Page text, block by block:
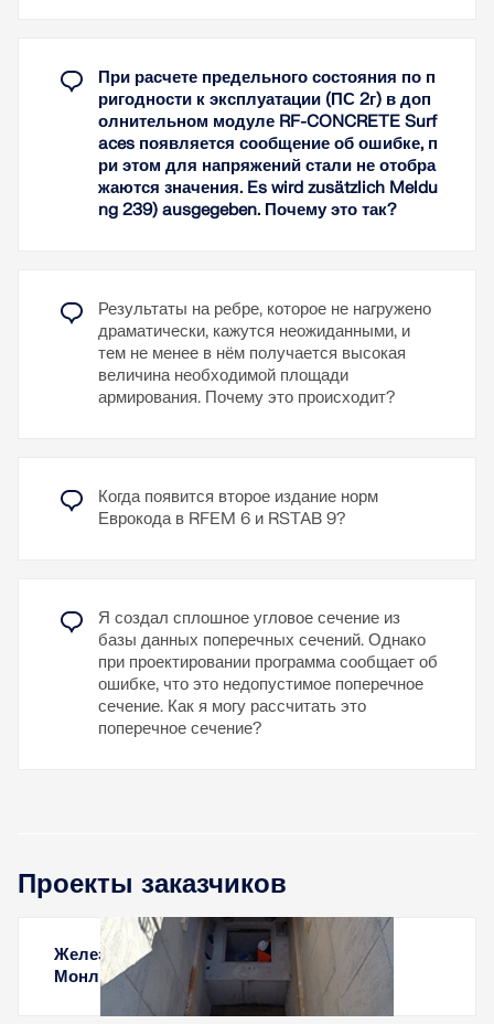
усиление при растяжении в сечении, то
применяется коэффициент распределения
(например, по норме EN 1992-1-1, уравнение 7.19).
Предполагается, что свойства материала бетона
являются линейно-упругими в зоне сжатия и
растяжения до достижения прочности бетона на
растяжение. Это достигается точно в предельном
учитывается ползучесть и усадка на «уровне
сечения». В данном приближенном методе не
учитывается влияние усадки и ползучести в
статически неопределенных системах (например,
растягивающие силы от усадочной деформации в
Расчет эффективных жесткостей
эффективных жесткостей в МКЭ
Узнать больше
Проверка предельного значения для
коэффициента поведения
Проверка "Жесткая колонна – мягкая балка"
Конструктивные правила для проверки
кривизны пластичности
Конструктивные правила для местной
Узнать больше
При расчете предельного состояния по п
ригодности к эксплуатации (ПС 2г) в доп
олнительном модуле RF-CONCRETE Surf
aces появляется сообщение об ошибке, п
ри этом для напряжений стали не отобра
жаются значения. Es wird zusätzlich Meldu
ng 239) ausgegeben. Почему это так?
Результаты на ребре, которое не нагружено
драматически, кажутся неожиданными, и
тем не менее в нём получается высокая
величина необходимой площади
армирования. Почему это происходит?
Когда появится второе издание норм
Еврокода в RFEM 6 и RSTAB 9?
Я создал сплошное угловое сечение из
базы данных поперечных сечений. Однако
при проектировании программа сообщает об
ошибке, что это недопустимое поперечное
сечение. Как я могу рассчитать это
поперечное сечение?
Проекты заказчиков
Железобетонная шахта лифта на станции
Монлюсон, Франция